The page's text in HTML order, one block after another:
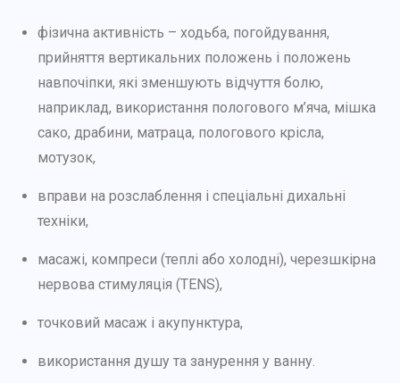
фізична активність – ходьба, погойдування,
прийняття вертикальних положень і положень
навпочіпки, які зменшують відчуття болю,
наприклад, використання пологового м’яча, мішка
сако, драбини, матраца, пологового крісла,
мотузок,
вправи на розслаблення і спеціальні дихальні
техніки,
масажі, компреси (теплі або холодні), черезшкірна
нервова стимуляція (TENS),
точковий масаж і акупунктура,
використання душу та занурення у ванну.